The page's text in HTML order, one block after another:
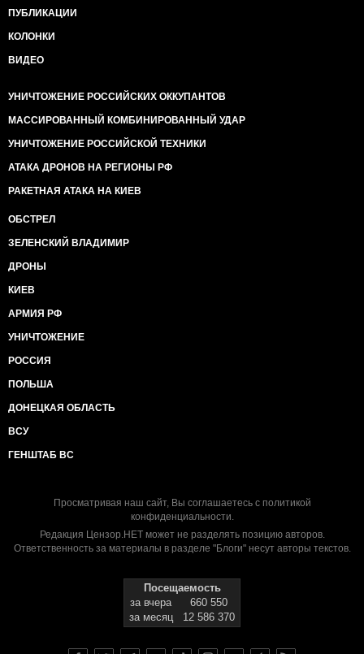
ПУБЛИКАЦИИ
КОЛОНКИ
ВИДЕО
УНИЧТОЖЕНИЕ РОССИЙСКИХ ОККУПАНТОВ
МАССИРОВАННЫЙ КОМБИНИРОВАННЫЙ УДАР
УНИЧТОЖЕНИЕ РОССИЙСКОЙ ТЕХНИКИ
АТАКА ДРОНОВ НА РЕГИОНЫ РФ
РАКЕТНАЯ АТАКА НА КИЕВ
ОБСТРЕЛ
ЗЕЛЕНСКИЙ ВЛАДИМИР
ДРОНЫ
КИЕВ
АРМИЯ РФ
УНИЧТОЖЕНИЕ
РОССИЯ
ПОЛЬША
ДОНЕЦКАЯ ОБЛАСТЬ
ВСУ
ГЕНШТАБ ВС
Просматривая наш сайт, Вы соглашаетесь с политикой
конфиденциальности.
Редакция Цензор.НЕТ может не разделять позицию авторов.
Ответственность за материалы в разделе "Блоги" несут авторы текстов.
Посещаемость
за вчера
660 550
за месяц
12 586 370